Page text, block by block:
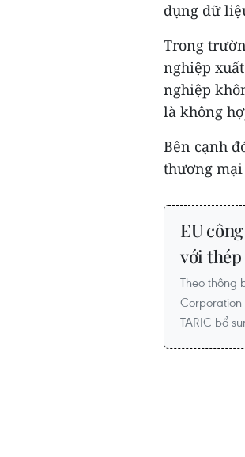
dụng dữ
Trong
nghiệp
nghiệp
là không
Bên cạnh
thương
EU
với thép
Theo thông
TARIC bổ